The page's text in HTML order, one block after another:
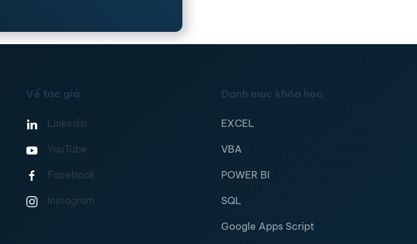
Về tác giả
Linkedin
YouTube
Facebook
Instagram
Danh mục khóa học
EXCEL
VBA
POWER BI
SQL
Google Apps Script